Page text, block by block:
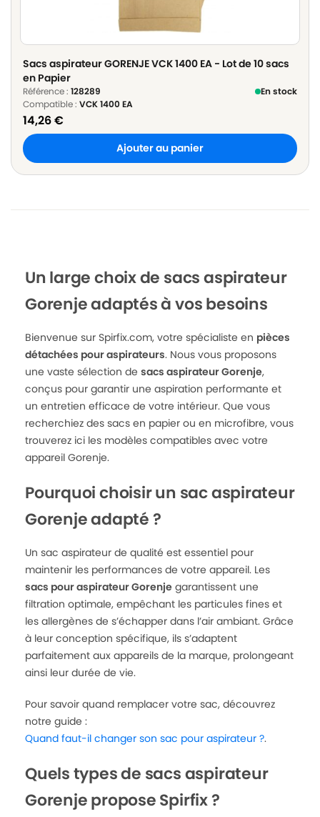
Sacs aspirateur GORENJE VCK 1400 EA - Lot de 10 sacs
en Papier
Référence : 128289
En stock
Compatible : VCK 1400 EA
14,26€
Ajouter au panier
Un large choix de sacs aspirateur
Gorenje adaptés à vos besoins
Bienvenue sur Spirfix.com, votre spécialiste en pièces
détachées pour aspirateurs. Nous vous proposons
une vaste sélection de sacs aspirateur Gorenje,
conçus pour garantir une aspiration performante et
un entretien efficace de votre intérieur. Que vous
recherchiez des sacs en papier ou en microfibre, vous
trouverez ici les modèles compatibles avec votre
appareil Gorenje.
Pourquoi choisir un sac aspirateur
Gorenje adapté ?
Un sac aspirateur de qualité est essentiel pour
maintenir les performances de votre appareil. Les
sacs pour aspirateur Gorenje garantissent une
filtration optimale, empêchant les particules fines et
les allergènes de s’échapper dans l’air ambiant. Grâce
à leur conception spécifique, ils s’adaptent
parfaitement aux appareils de la marque, prolongeant
ainsi leur durée de vie.
Pour savoir quand remplacer votre sac, découvrez
notre guide :
Quand faut-il changer son sac pour aspirateur ?.
Quels types de sacs aspirateur
Gorenje propose Spirfix ?